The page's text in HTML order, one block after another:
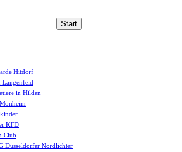
Start
Hitdorf
Langenfeld
in Hilden
KFD
Club
Düsseldorfer Nordlichter